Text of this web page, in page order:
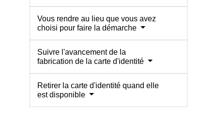
Vous rendre au lieu que vous avez
choisi pour faire la démarche
Suivre l'avancement de la
fabrication de la carte d'identité
Retirer la carte d'identité quand elle
est disponible